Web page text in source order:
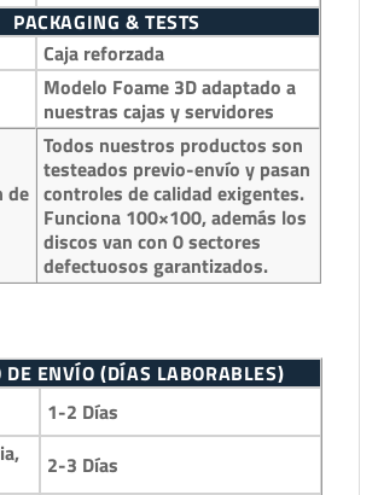
PACKAGING & TESTS
Caja reforzada
Modelo Foame 3D adaptado a
nuestras cajas y servidores
de
Todos nuestros productos son
testeados previo-envío y pasan
controles de calidad exigentes.
Funciona 100×100, además los
discos van con 0 sectores
defectuosos garantizados.
DE ENVÍO (DÍAS LABORABLES)
1-2 Días
2-3 Días